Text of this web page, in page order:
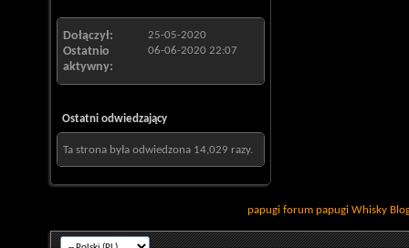
Dołączył 25-05-2020
Ostatnio
aktywny
06-06-2020 22:07
Ostatni odwiedzający
Ta strona była odwiedzona 14,029 razy.
papugi forum papugi Whisky